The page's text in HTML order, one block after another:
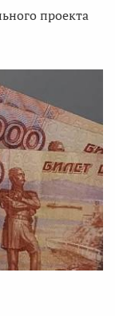
проекта